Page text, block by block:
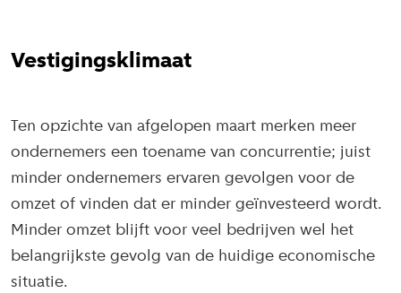
Vestigingsklimaat
Ten opzichte van afgelopen maart merken meer
ondernemers een toename van concurrentie; juist
minder ondernemers ervaren gevolgen voor de
omzet of vinden dat er minder geïnvesteerd wordt.
Minder omzet blijft voor veel bedrijven wel het
belangrijkste gevolg van de huidige economische
situatie.